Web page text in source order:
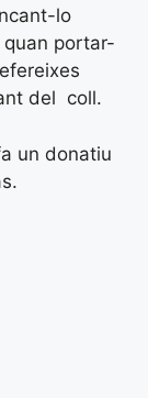
lo
portar-
del coll.
un donatiu